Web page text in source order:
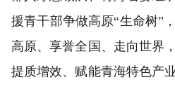
援青干部争做高原“生命树”
高原、享誉全国、走向世界
提质增效、赋能青海特色产